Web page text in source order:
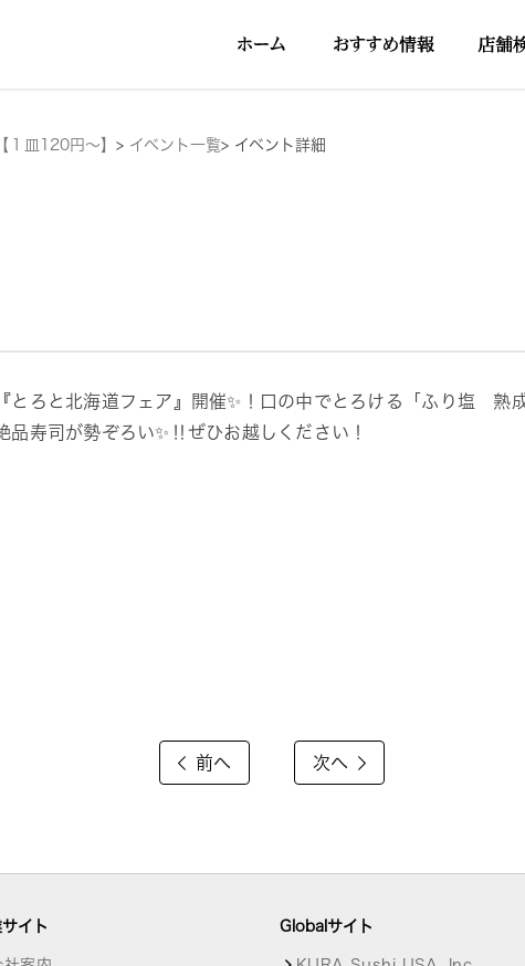
１皿120円～】 > イベント一覧> イベント詳細
『とろと北海道フェア』開催✨！口の中でとろける「ふり塩
品寿司が勢ぞろい✨‼ぜひお越しください！
前へ 次へ
イト Globalサイト